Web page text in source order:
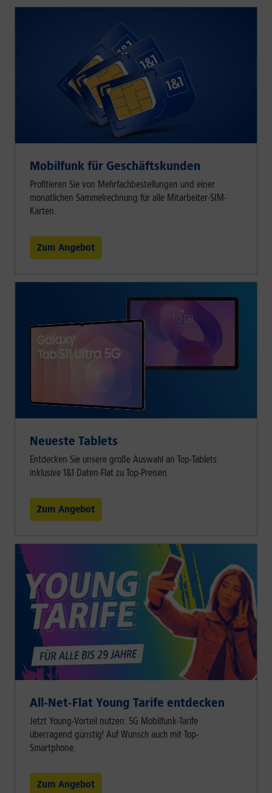
Mobilfunk für Geschäftskunden
Profitieren Sie von Mehrfachbestellungen und einer
monatlichen Sammelrechnung für alle Mitarbeiter-SIM-
Karten.
Zum Angebot
Neueste Tablets
Entdecken Sie unsere große Auswahl an Top-Tablets
inklusive 1&1 Daten-Flat zu Top-Preisen.
Zum Angebot
All-Net-Flat Young Tarife entdecken
Jetzt Young-Vorteil nutzen: 5G Mobilfunk-Tarife
überragend günstig! Auf Wunsch auch mit Top-
Smartphone.
Zum Angebot